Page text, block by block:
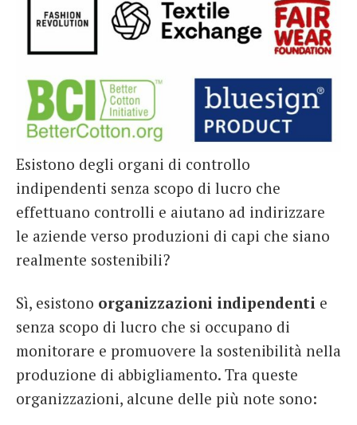
Esistono degli organi di controllo
indipendenti senza scopo di lucro che
effettuano controlli e aiutano ad indirizzare
le aziende verso produzioni di capi che siano
realmente sostenibili?
Sì, esistono organizzazioni indipendenti e
senza scopo di lucro che si occupano di
monitorare e promuovere la sostenibilità nella
produzione di abbigliamento. Tra queste
organizzazioni, alcune delle più note sono: